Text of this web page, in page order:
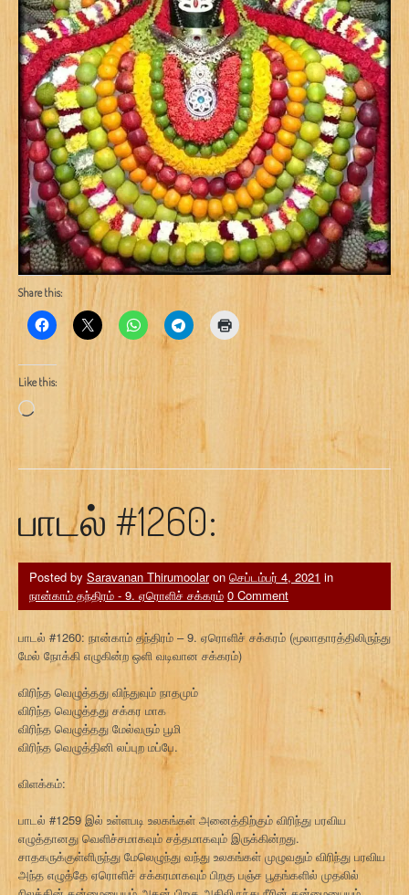
Share this:
Like this:
Loading…
பாடல் #1260:
Posted by Saravanan Thirumoolaron செப்டம்பர் 4, 2021 in
நான்காம் தந்திரம் - 9. ஏரொளிச் சக்கரம் 0 Comment
பாடல் #1260: நான்காம் தந்திரம் – 9. ஏரொளிச் சக்கரம் (மூலாதாரத்திலிருந்து
மேல் நோக்கி எழுகின்ற ஒளி வடிவான சக்கரம்)
விரிந்த வெழுத்தது விந்துவும் நாதமும்
விரிந்த வெழுத்தது சக்கர மாக
விரிந்த வெழுத்தது மேல்வரும் பூமி
விரிந்த வெழுத்தினி லப்புற மப்பே.
விளக்கம்:
பாடல் #1259 இல் உள்ளபடி உலகங்கள் அனைத்திற்கும் விரிந்து பரவிய
எழுத்தானது வெளிச்சமாகவும் சத்தமாகவும் இருக்கின்றது.
சாதகருக்குள்ளிருந்து மேலெழுந்து வந்து உலகங்கள் முழுவதும் விரிந்து பரவிய
அந்த எழுத்தே ஏரொளிச் சக்கரமாகவும் பிறகு பஞ்ச பூதங்களில் முதலில்